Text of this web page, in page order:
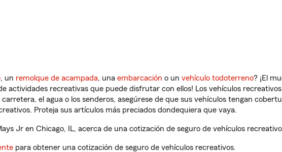
, un remolque de acampada, una embarcación o un vehículo todoterreno? ¡El
actividades recreativas que puede disfrutar con ellos! Los vehículos
el agua o los senderos, asegúrese de que sus vehículos tengan
Proteja sus artículos más preciados dondequiera que vaya.
Jr en Chicago, IL, acerca de una cotización de seguro de vehículos
para obtener una cotización de seguro de vehículos recreativos.